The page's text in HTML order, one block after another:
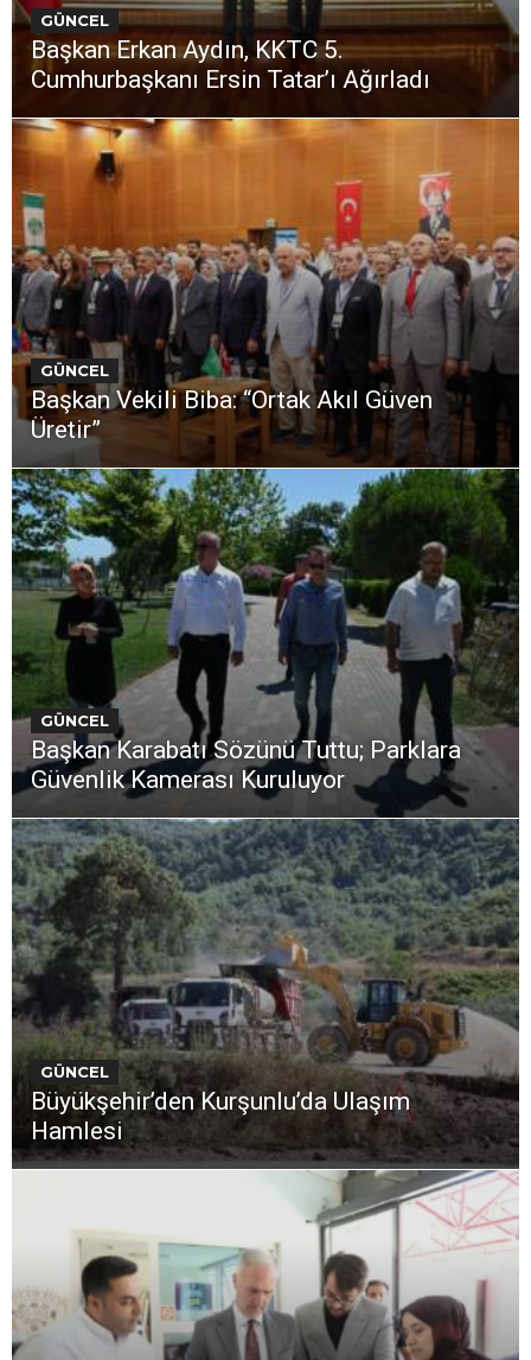
GÜNCEL
Başkan Erkan Aydın, KKTC 5.
Cumhurbaşkanı Ersin Tatar’ı Ağırladı
GÜNCEL
Başkan Vekili Biba: “Ortak Akıl Güven
Üretir”
GÜNCEL
Başkan Karabatı Sözünü Tuttu; Parklara
Güvenlik Kamerası Kuruluyor
GÜNCEL
Büyükşehir’den Kurşunlu’da Ulaşım
Hamlesi